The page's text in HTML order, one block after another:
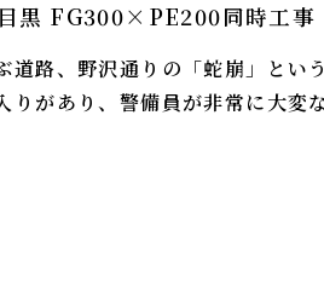
黒 FG300×PE200同時工事
道路、野沢通りの「蛇崩」と
りがあり、警備員が非常に大